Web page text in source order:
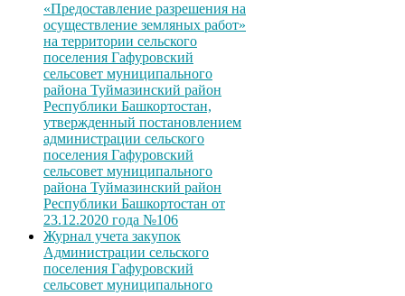
«Предоставление разрешения на
осуществление земляных работ»
на территории сельского
поселения Гафуровский
сельсовет муниципального
района Туймазинский район
Республики Башкортостан,
утвержденный постановлением
администрации сельского
поселения Гафуровский
сельсовет муниципального
района Туймазинский район
Республики Башкортостан от
23.12.2020 года №106
Журнал учета закупок
Администрации сельского
поселения Гафуровский
сельсовет муниципального